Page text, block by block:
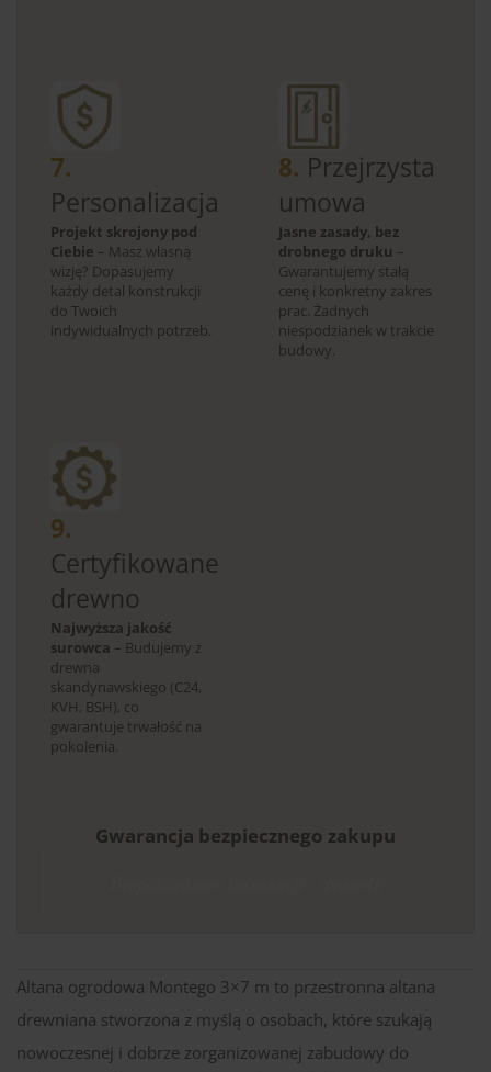
7.
Personalizacja
Projekt skrojony pod
Ciebie – Masz własną
wizję? Dopasujemy
każdy detal konstrukcji
do Twoich
indywidualnych potrzeb.
8. Przejrzysta
umowa
Jasne zasady, bez
drobnego druku –
Gwarantujemy stałą
cenę i konkretny zakres
prac. Żadnych
niespodzianek w trakcie
budowy.
9.
Certyfikowane
drewno
Najwyższa jakość
surowca – Budujemy z
drewna
skandynawskiego (C24,
KVH, BSH), co
gwarantuje trwałość na
pokolenia.
Gwarancja bezpiecznego zakupu
Altana ogrodowa Montego 3×7 m to przestronna altana
drewniana stworzona z myślą o osobach, które szukają
nowoczesnej i dobrze zorganizowanej zabudowy do